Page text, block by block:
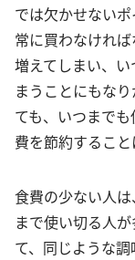
では欠かせないポ
常に買わなけれ
増えてしまい、
まうことにもな
ても、いつまで
費を節約するこ
食費の少ない人
まで使い切る人
て、同じような